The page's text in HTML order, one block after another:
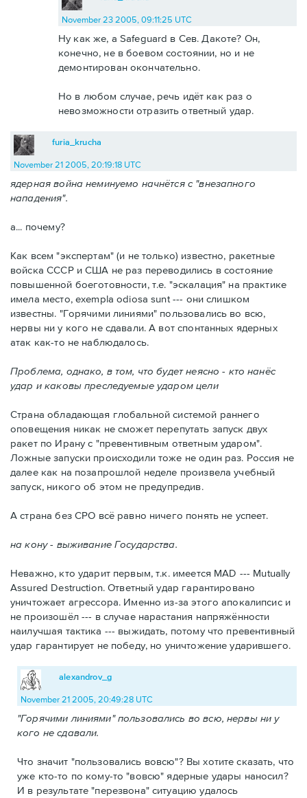
November 23 2005, 09:11:25 UTC
Ну как же, а Safeguard в Сев. Дакоте? Он,
конечно, не в боевом состоянии, но и не
демонтирован окончательно.
Но в любом случае, речь идёт как раз о
невозможности отразить ответный удар.
furia_krucha
November 21 2005, 20:19:18 UTC
ядерная война неминуемо начнётся с "внезапного
нападения".
а... почему?
Как всем "экспертам" (и не только) известно, ракетные
войска СССР и США не раз переводились в состояние
повышенной боеготовности, т.е. "эскалация" на практике
имела место, exempla odiosa sunt --- они слишком
известны. "Горячими линиями" пользовались во всю,
нервы ни у кого не сдавали. А вот спонтанных ядерных
атак как-то не наблюдалось.
Проблема, однако, в том, что будет неясно - кто нанёс
удар и каковы преследуемые ударом цели
Страна обладающая глобальной системой раннего
оповещения никак не сможет перепутать запуск двух
ракет по Ирану с "превентивным ответным ударом".
Ложные запуски происходили тоже не один раз. Россия не
далее как на позапрошлой неделе произвела учебный
запуск, никого об этом не предупредив.
А страна без СРО всё равно ничего понять не успеет.
на кону - выживание Государства.
Неважно, кто ударит первым, т.к. имеется MAD --- Mutually
Assured Destruction. Ответный удар гарантировано
уничтожает агрессора. Именно из-за этого апокалипсис и
не произошёл --- в случае нарастания напряжённости
наилучшая тактика --- выжидать, потому что превентивный
удар гарантирует не победу, но уничтожение ударившего.
alexandrov_g
November 21 2005, 20:49:28 UTC
"Горячими линиями" пользовались во всю, нервы ни у
кого не сдавали.
Что значит "пользовались вовсю"? Вы хотите сказать, что
уже кто-то по кому-то "вовсю" ядерные удары наносил?
И в результате "перезвона" ситуацию удалось